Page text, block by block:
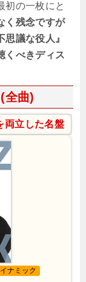
初の一枚にと
く残念ですが
議な役人』
くべきディス
全曲)
両立した名盤
ナミック